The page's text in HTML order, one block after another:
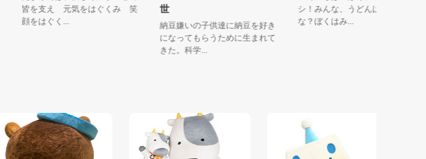
利
皆を支え 元気をはぐくみ 笑
顔をはぐく...
納豆嫌いの子供達に納豆を好き
になってもらうために生まれて
きた。科学...
シ！みんな、うどんは好きか
な？ぼくはみ...